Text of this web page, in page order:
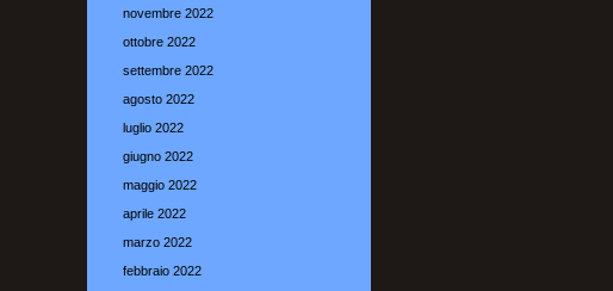
novembre 2022
ottobre 2022
settembre 2022
agosto 2022
luglio 2022
giugno 2022
maggio 2022
aprile 2022
marzo 2022
febbraio 2022